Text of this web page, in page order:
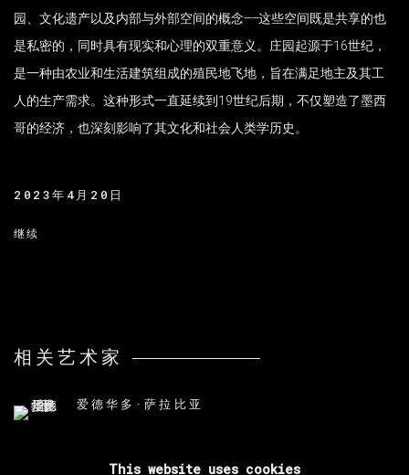
园、文化遗产以及内部与外部空间的概念——这些空间既是共享的也
是私密的，同时具有现实和心理的双重意义。庄园起源于16世纪，
是一种由农业和生活建筑组成的殖民地飞地，旨在满足地主及其工
人的生产需求。这种形式一直延续到19世纪后期，不仅塑造了墨西
哥的经济，也深刻影响了其文化和社会人类学历史。
2023年4月20日
继续
相关艺术家
爱德华多·萨拉比亚
This website uses cookies